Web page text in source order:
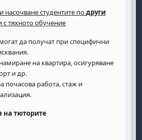
насочване студентите подруги
с тяхното обучение
да получат при специфични
на квартира, осигуряване
и др.
почасова работа, стаж и
тюторите